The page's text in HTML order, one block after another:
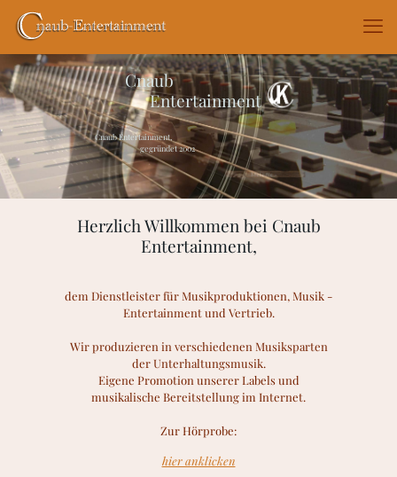
Cnaub
Entertainment
Cnaub Entertainment,
gegründet 2002
Herzlich Willkommen bei Cnaub
Entertainment,
dem Dienstleister für Musikproduktionen, Musik -
Entertainment und Vertrieb.
Wir produzieren in verschiedenen Musiksparten
der Unterhaltungsmusik.
Eigene Promotion unserer Labels und
musikalische Bereitstellung im Internet.
Zur Hörprobe:
hier anklicken